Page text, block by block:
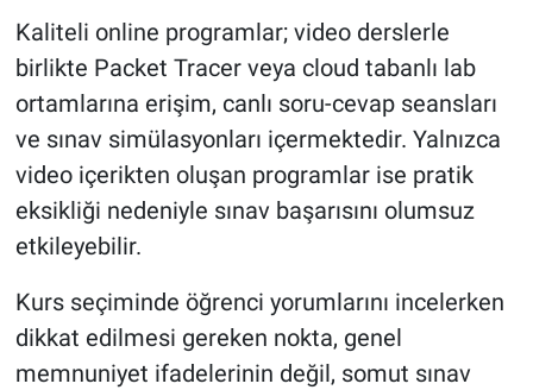
Kaliteli online programlar; video derslerle
birlikte Packet Tracer veya cloud tabanlı lab
ortamlarına erişim, canlı soru-cevap seansları
ve sınav simülasyonları içermektedir. Yalnızca
video içerikten oluşan programlar ise pratik
eksikliği nedeniyle sınav başarısını olumsuz
etkileyebilir.
Kurs seçiminde öğrenci yorumlarını incelerken
dikkat edilmesi gereken nokta, genel
memnuniyet ifadelerinin değil, somut sınav